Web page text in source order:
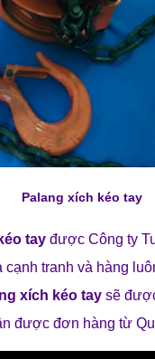
Palang xích kéo tay
kéo tay được Công ty
cạnh tranh và hàng
xích kéo tay sẽ
được đơn hàng từ